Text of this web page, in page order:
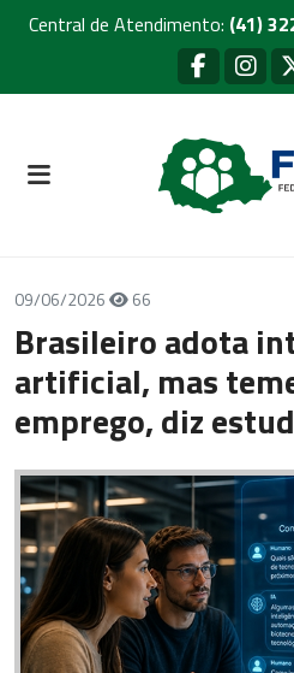
Central de Atendimento: (41)
09/06/2026 66
Brasileiro adota
artificial, mas
emprego, diz